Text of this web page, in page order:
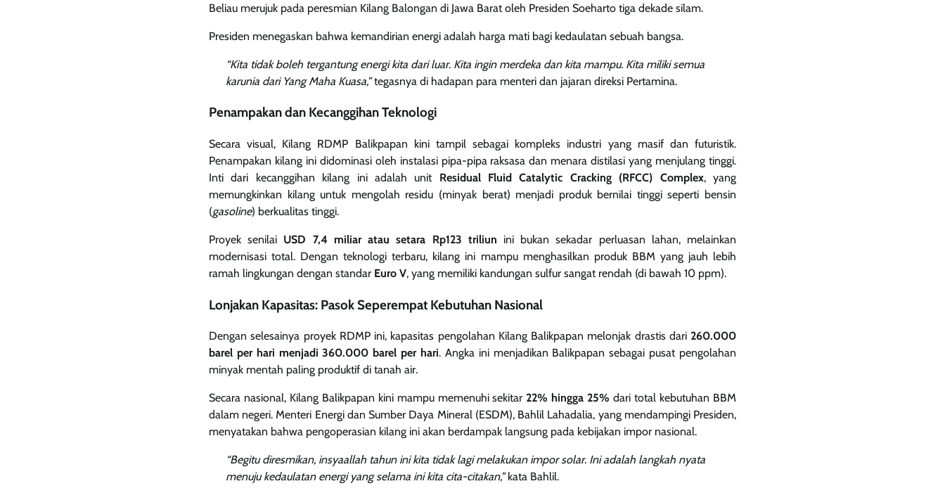
Beliau merujuk pada peresmian Kilang Balongan di Jawa Barat oleh Presiden Soeharto tiga dekade silam.
Presiden menegaskan bahwa kemandirian energi adalah harga mati bagi kedaulatan sebuah bangsa.
“Kita tidak boleh tergantung energi kita dari luar. Kita ingin merdeka dan kita mampu. Kita miliki semua
karunia dari Yang Maha Kuasa,”tegasnya di hadapan para menteri dan jajaran direksi Pertamina.
Penampakan dan Kecanggihan Teknologi
Secara visual, Kilang RDMP Balikpapan kini tampil sebagai kompleks industri yang masif dan futuristik.
Penampakan kilang ini didominasi oleh instalasi pipa-pipa raksasa dan menara distilasi yang menjulang tinggi.
Inti dari kecanggihan kilang ini adalah unit Residual Fluid Catalytic Cracking (RFCC) Complex, yang
memungkinkan kilang untuk mengolah residu (minyak berat) menjadi produk bernilai tinggi seperti bensin
(gasoline) berkualitas tinggi.
Proyek senilai USD 7,4 miliar atau setara Rp123 triliun ini bukan sekadar perluasan lahan, melainkan
modernisasi total. Dengan teknologi terbaru, kilang ini mampu menghasilkan produk BBM yang jauh lebih
ramah lingkungan dengan standar Euro V, yang memiliki kandungan sulfur sangat rendah (di bawah 10 ppm).
Lonjakan Kapasitas: Pasok Seperempat Kebutuhan Nasional
Dengan selesainya proyek RDMP ini, kapasitas pengolahan Kilang Balikpapan melonjak drastis dari 260.000
barel per hari menjadi 360.000 barel per hari. Angka ini menjadikan Balikpapan sebagai pusat pengolahan
minyak mentah paling produktif di tanah air.
Secara nasional, Kilang Balikpapan kini mampu memenuhi sekitar 22% hingga 25% dari total kebutuhan BBM
dalam negeri. Menteri Energi dan Sumber Daya Mineral (ESDM), Bahlil Lahadalia, yang mendampingi Presiden,
menyatakan bahwa pengoperasian kilang ini akan berdampak langsung pada kebijakan impor nasional.
“Begitu diresmikan, insyaallah tahun ini kita tidak lagi melakukan impor solar. Ini adalah langkah nyata
menuju kedaulatan energi yang selama ini kita cita-citakan,”kata Bahlil.